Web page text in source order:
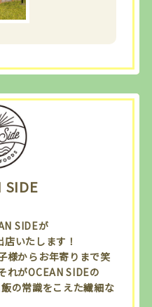
SIDE
SIDEが
いたします！
様からお年寄りまで笑
れがOCEAN SIDEの
の常識をこえた繊細な